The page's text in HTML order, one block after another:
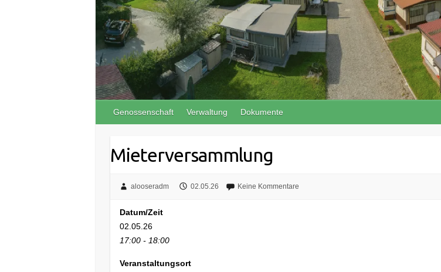
Genossenschaft Verwaltung Dokumente
Mieterversammlung
alooseradm 02.05.26 Keine Kommentare
Datum/Zeit
02.05.26
17:00 - 18:00
Veranstaltungsort